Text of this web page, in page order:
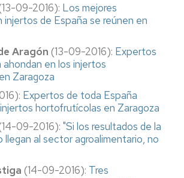
09-2016): Los mejores
injertos de España se reúnen en
Aragón (13-09-2016): Expertos
en los injertos
Zaragoza
Expertos de toda España
hortofrutícolas en Zaragoza
09-2016): "Si los resultados de la
llegan al sector agroalimentario, no
(14-09-2016): Tres